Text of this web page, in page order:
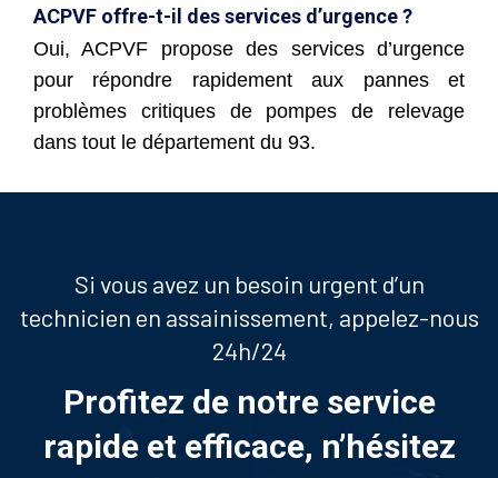
ACPVF offre-t-il des services d’urgence ?
Oui, ACPVF propose des services d’urgence
pour répondre rapidement aux pannes et
problèmes critiques de pompes de relevage
dans tout le département du 93.
Si vous avez un besoin urgent d’un
technicien en assainissement, appelez-nous
24h/24
Profitez de notre service
rapide et efficace, n’hésitez